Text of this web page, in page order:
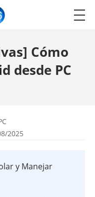
Cómo
desde PC
2025
y Manejar